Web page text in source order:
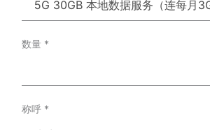
T
数量 *
称呼 *